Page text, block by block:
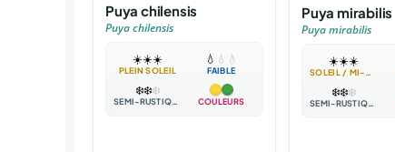
Puya chilensis
Puya chilensis
☀️☀️☀️
PLEIN SOLEIL
💧 💧 💧
FAIBLE
❄️❄️❄️
SEMI-RUSTIQUE COULEURS
Puya mirabilis
Puya mirabilis
☀️☀️☀️
SOLEIL / MI-OMBRE
❄️❄️❄️
SEMI-RUSTIQUE